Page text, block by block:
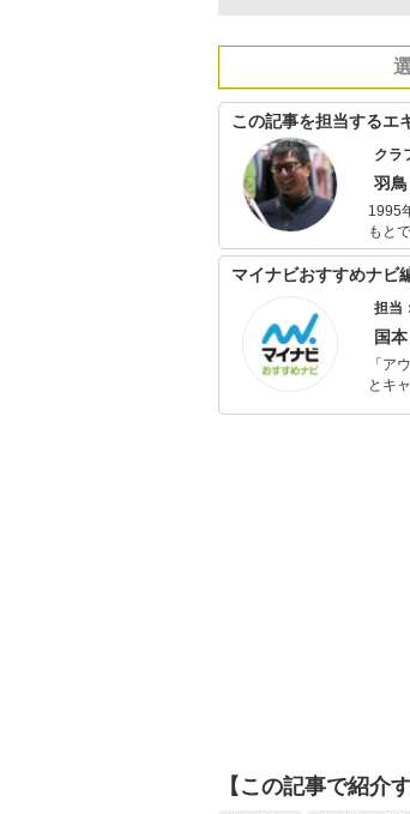
この記事を担当するエ
クラ
羽
1995年よ
もと
カスタムフィ
ブ
マイナビおすすめナビ
担当
国
「ア
とキ
【この記事で紹介